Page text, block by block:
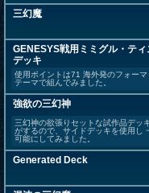
三幻魔
GENESYS戦用ミミグル・テ
デッキ
使用ポイントは71 海外発のフォー
テーマで組んでみました。
強欲の三幻神
三幻神の欲張りセットな試作品デッ
がするので、サイドデッキを使用し
可能にしてみました。
Generated Deck